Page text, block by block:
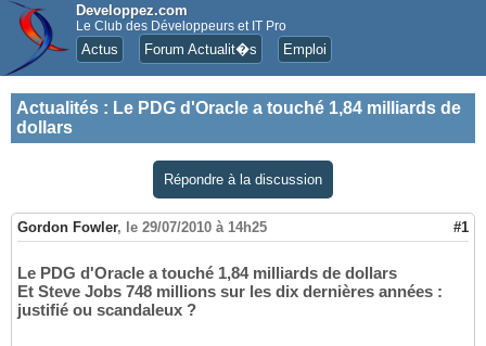
Developpez.com
Le Club des Développeurs et IT Pro
Actus Forum Actualit�s Emploi
Actualités : Le PDG d'Oracle a touché 1,84 milliards de
dollars
Répondre à la discussion
Gordon Fowler, le 29/07/2010 à 14h25 #1
Le PDG d'Oracle a touché 1,84 milliards de dollars
Et Steve Jobs 748 millions sur les dix dernières années :
justifié ou scandaleux ?